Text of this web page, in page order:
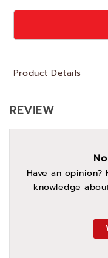
Product Details
REVIEW
Have an
knowledge